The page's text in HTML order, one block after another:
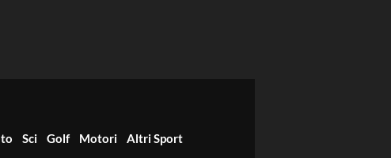
Sci Golf Motori Altri Sport